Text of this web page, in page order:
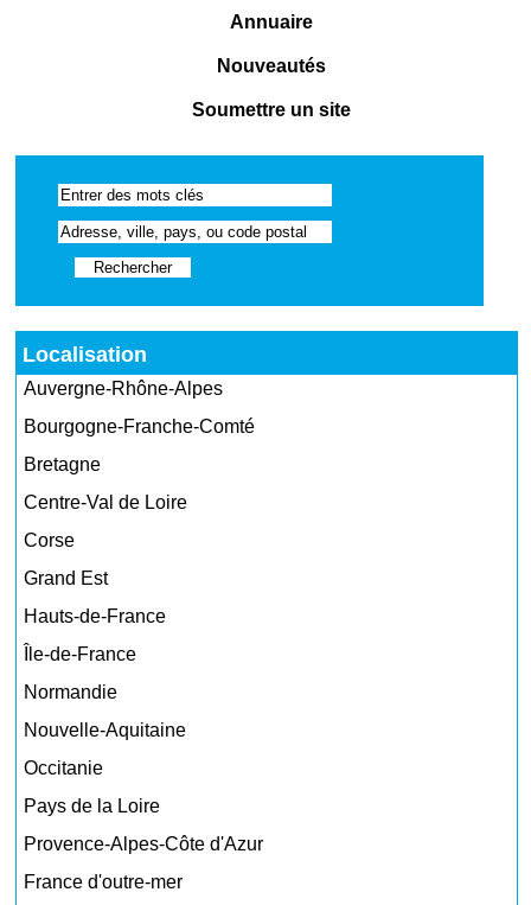
Annuaire
Nouveautés
Soumettre un site
Localisation
Auvergne-Rhône-Alpes
Bourgogne-Franche-Comté
Bretagne
Centre-Val de Loire
Corse
Grand Est
Hauts-de-France
Île-de-France
Normandie
Nouvelle-Aquitaine
Occitanie
Pays de la Loire
Provence-Alpes-Côte d'Azur
France d'outre-mer